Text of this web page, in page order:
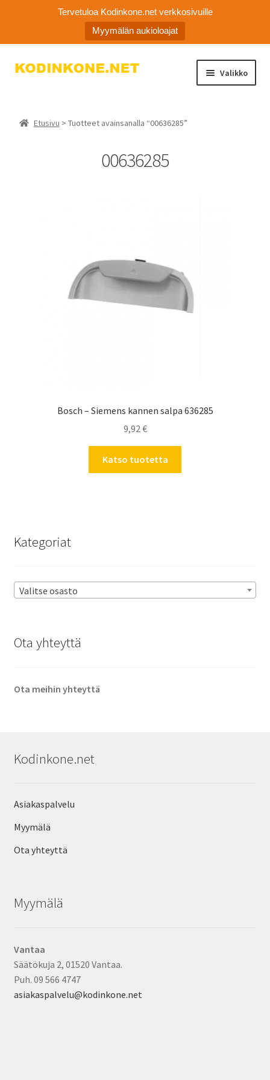
Tervetuloa Kodinkone.net verkkosivuille
Myymälän aukioloajat
Siirry
Siirry
Valikko
Etusivu > Tuotteet avainsanalla “00636285”
00636285
Bosch – Siemens kannen salpa 636285
9,92€
Katso tuotetta
Kategoriat
Valitse osasto
Ota yhteyttä
Ota meihin yhteyttä
Kodinkone.net
Asiakaspalvelu
Myymälä
Ota yhteyttä
Myymälä
Vantaa
Säätökuja 2, 01520 Vantaa.
Puh. 09 566 4747
asiakaspalvelu@kodinkone.net